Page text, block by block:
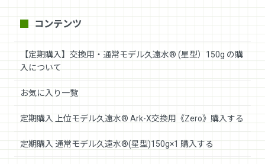
コンテンツ
【定期購入】交換用・通常モデル久遠水® (星型）150g の購
入について
お気に入り一覧
定期購入 上位モデル久遠水® Ark-X交換用《Zero》購入する
定期購入 通常モデル久遠水®(星型)150g×1 購入する